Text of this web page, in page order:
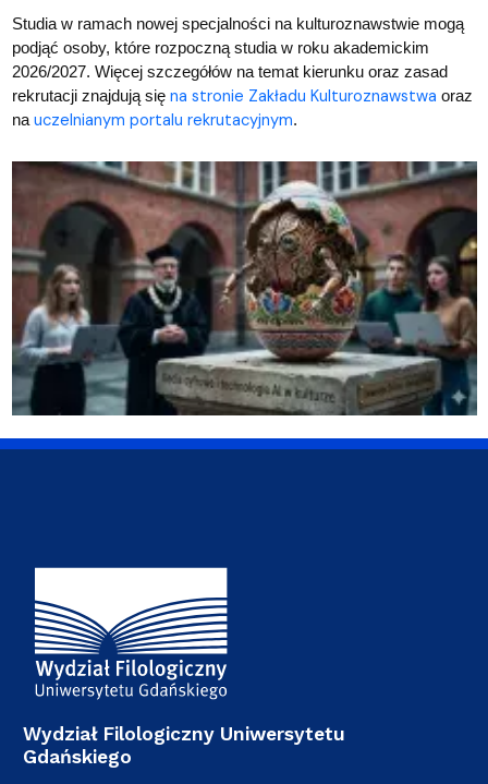
Studia w ramach nowej specjalności na kulturoznawstwie mogą
podjąć osoby, które rozpoczną studia w roku akademickim
2026/2027. Więcej szczegółów na temat kierunku oraz zasad
rekrutacji znajdują się na stronie Zakładu Kulturoznawstwa oraz
nauczelnianym portalu rekrutacyjnym.
Adres Wydziału
Wydział Filologiczny Uniwersytetu
Gdańskiego